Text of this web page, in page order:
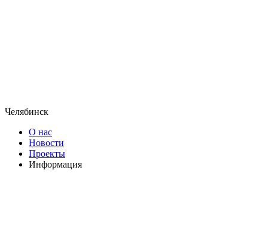
Челябинск
О нас
Новости
Проекты
Информация